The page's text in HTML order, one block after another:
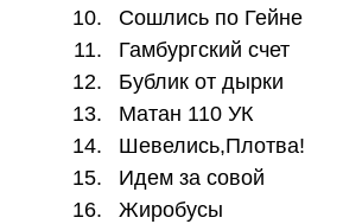
Сошлись по Гейне
Гамбургский счет
Бублик от дырки
Матан 110 УК
Шевелись,Плотва!
Идем за совой
Жиробусы